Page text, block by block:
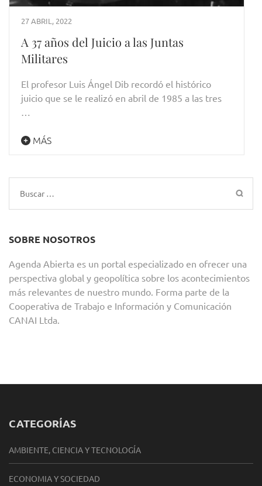
27 ABRIL, 2022
A 37 años del Juicio a las Juntas
Militares
El profesor Luis Ángel Dib recordó el histórico
juicio que se le realizó en abril de 1985 a las tres
MÁS
Buscar:
SOBRE NOSOTROS
Agenda Abierta es un portal especializado en ofrecer una
perspectiva global y geopolítica sobre los acontecimientos
más relevantes de nuestro mundo. Forma parte de la
Cooperativa de Trabajo e Información y Comunicación
CANAI Ltda.
CATEGORÍAS
AMBIENTE, CIENCIA Y TECNOLOGÍA
ECONOMIA Y SOCIEDAD